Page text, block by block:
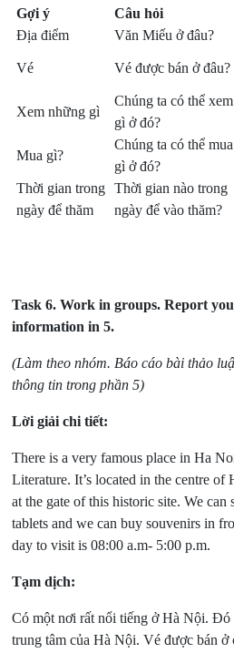
Gợi ý Câu hỏi
Địa điểm
Văn Miếu ở đâu?
Vé Vé được bán ở đâu?
Xem những gì
Chúng ta có thể xem
gì ở đó?
Mua gì?
Chúng ta có thể mua
gì ở đó?
Thời gian trong
ngày để thăm
Thời gian nào trong
ngày để vào thăm?
Task 6.Work in groups. Report
information in 5.
(Làm theo nhóm. Báo cáo bài thảo
thông tin trong phần 5)
Lời giải chi tiết:
There is a very famous place in Ha
Literature. It’s located in the centre of
at the gate of this historic site. We can
tablets and we can buy souvenirs in
day to visit is 08:00 a.m- 5:00 p.m.
Tạm dịch:
Có một nơi rất nổi tiếng ở Hà Nội.
trung tâm của Hà Nội. Vé được bán